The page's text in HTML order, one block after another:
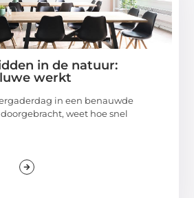
in de natuur:
werkt
in een benauwde
weet hoe snel